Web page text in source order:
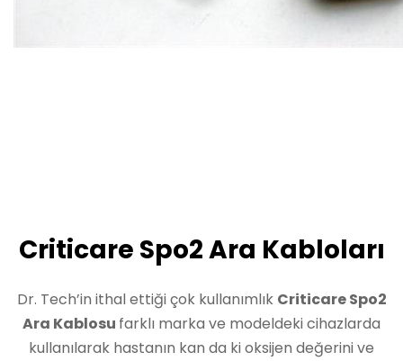
Criticare Spo2 Ara Kabloları
Dr. Tech’in ithal ettiği çok kullanımlık Criticare Spo2
Ara Kablosu farklı marka ve modeldeki cihazlarda
kullanılarak hastanın kan da ki oksijen değerini ve